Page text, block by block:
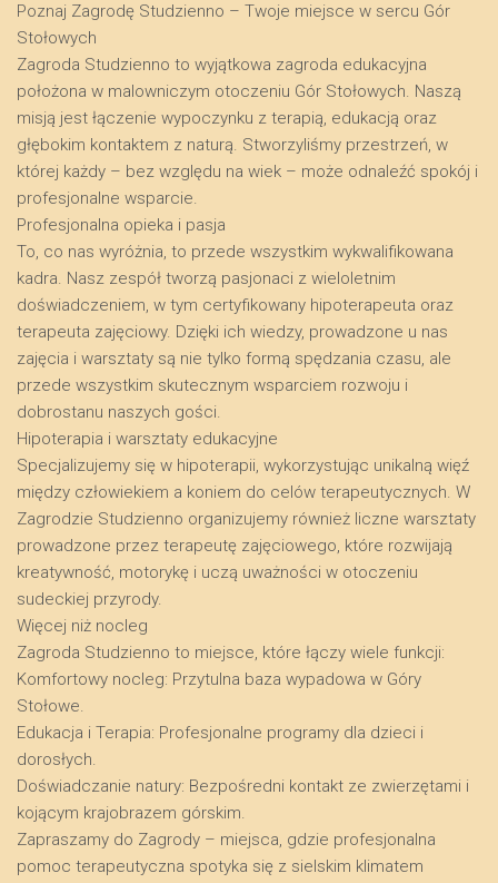
Poznaj Zagrodę Studzienno – Twoje miejsce w sercu Gór
Stołowych
​Zagroda Studzienno to wyjątkowa zagroda edukacyjna
położona w malowniczym otoczeniu Gór Stołowych. Naszą
misją jest łączenie wypoczynku z terapią, edukacją oraz
głębokim kontaktem z naturą. Stworzyliśmy przestrzeń, w
której każdy – bez względu na wiek – może odnaleźć spokój i
profesjonalne wsparcie.
​Profesjonalna opieka i pasja
​To, co nas wyróżnia, to przede wszystkim wykwalifikowana
kadra. Nasz zespół tworzą pasjonaci z wieloletnim
doświadczeniem, w tym certyfikowany hipoterapeuta oraz
terapeuta zajęciowy. Dzięki ich wiedzy, prowadzone u nas
zajęcia i warsztaty są nie tylko formą spędzania czasu, ale
przede wszystkim skutecznym wsparciem rozwoju i
dobrostanu naszych gości.
​Hipoterapia i warsztaty edukacyjne
​Specjalizujemy się w hipoterapii, wykorzystując unikalną więź
między człowiekiem a koniem do celów terapeutycznych. W
Zagrodzie Studzienno organizujemy również liczne warsztaty
prowadzone przez terapeutę zajęciowego, które rozwijają
kreatywność, motorykę i uczą uważności w otoczeniu
sudeckiej przyrody.
​Więcej niż nocleg
​Zagroda Studzienno to miejsce, które łączy wiele funkcji:
​Komfortowy nocleg: Przytulna baza wypadowa w Góry
Stołowe.
​Edukacja i Terapia: Profesjonalne programy dla dzieci i
dorosłych.
​Doświadczanie natury: Bezpośredni kontakt ze zwierzętami i
kojącym krajobrazem górskim.
​Zapraszamy do Zagrody – miejsca, gdzie profesjonalna
pomoc terapeutyczna spotyka się z sielskim klimatem